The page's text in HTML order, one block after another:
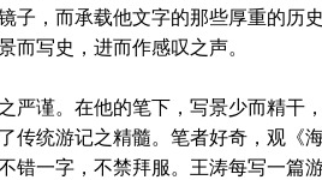
子，而承载他文字的那些厚重的历
而写史，进而作感叹之声。
谨。在他的笔下，写景少而精干
传统游记之精髓。笔者好奇，观《
错一字，不禁拜服。王涛每写一篇